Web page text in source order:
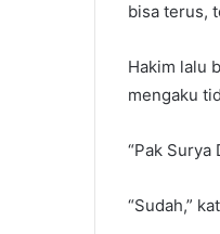
bisa terus,
Hakim lalu
mengaku
“Pak Surya
“Sudah,”